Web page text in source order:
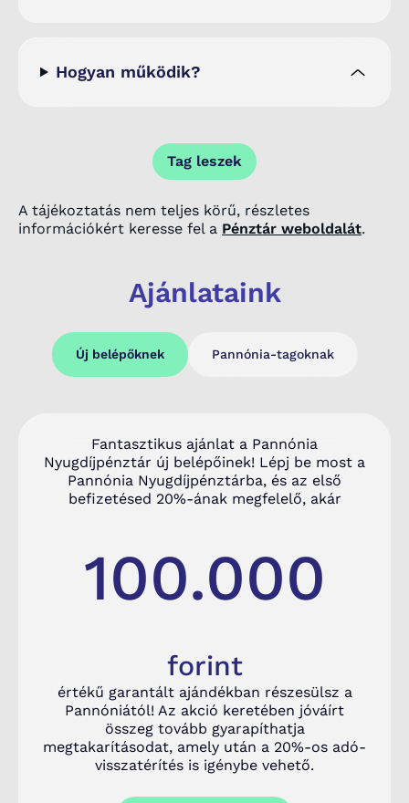
Hogyan működik?
Tag leszek
A tájékoztatás nem teljes körű, részletes
információkért keresse fel a Pénztár weboldalát.
Ajánlataink
Új belépőknek Pannónia-tagoknak
Fantasztikus ajánlat a Pannónia
Nyugdíjpénztár új belépőinek! Lépj be most a
Pannónia Nyugdíjpénztárba, és az első
befizetésed 20%-ának megfelelő, akár
100.000
forint
értékű garantált ajándékban részesülsz a
Pannóniától! Az akció keretében jóváírt
összeg tovább gyarapíthatja
megtakarításodat, amely után a 20%-os adó-
visszatérítés is igénybe vehető.